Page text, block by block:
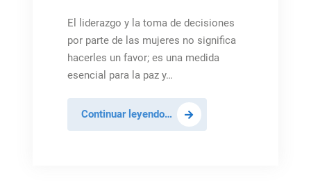
El liderazgo y la toma de decisiones
por parte de las mujeres no significa
hacerles un favor; es una medida
esencial para la paz y…
Continuar leyendo…El
mundo